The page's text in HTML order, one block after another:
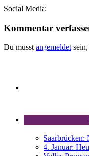
Social Media:
Kommentar
Du musst angemeldet
Saarbrücken:
4. Januar: